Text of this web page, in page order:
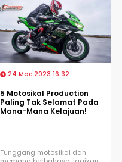
24 Mac 2023 16:32
5 Motosikal Production
Paling Tak Selamat Pada
Mana-Mana Kelajuan!
Tunggang motosikal dah